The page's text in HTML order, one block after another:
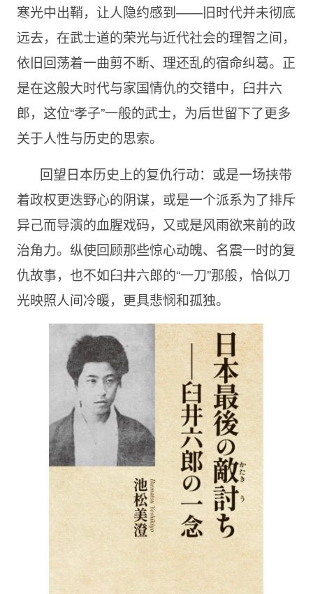
寒光中出鞘，让人隐约感到——旧时代并未彻底
远去，在武士道的荣光与近代社会的理智之间，
依旧回荡着一曲剪不断、理还乱的宿命纠葛。正
是在这般大时代与家国情仇的交错中，臼井六
郎，这位“孝子”一般的武士，为后世留下了更多
关于人性与历史的思索。
回望日本历史上的复仇行动：或是一场挟带
着政权更迭野心的阴谋，或是一个派系为了排斥
异己而导演的血腥戏码，又或是风雨欲来前的政
治角力。纵使回顾那些惊心动魄、名震一时的复
仇故事，也不如臼井六郎的“一刀”那般，恰似刀
光映照人间冷暖，更具悲悯和孤独。